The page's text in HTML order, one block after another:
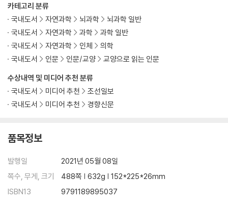
수상내역 및 미디어 추천 분류
국내도서
미디어 추천
조선일보
국내도서
미디어 추천 경향신문
카테고리 분류
국내도서
자연과학 뇌과학
뇌과학 일반
국내도서
자연과학 과학
과학 일반
국내도서
자연과학 인체
의학
국내도서
인문 인문/교양 교양으로 읽는 인문
품목정보
발행일
2021년 05월 08일
쪽수, 무게, 크기
488쪽 | 632g | 152*225*26mm
ISBN13
9791189895037